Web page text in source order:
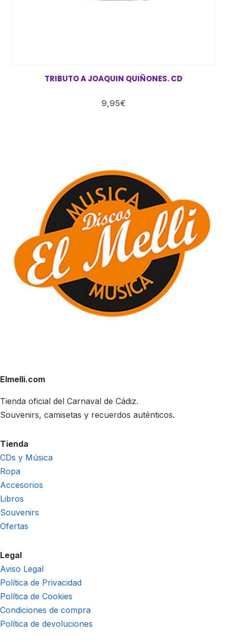
TRIBUTO A JOAQUIN QUIÑONES. CD
9,95€
Elmelli.com
Tienda oficial del Carnaval de Cádiz.
Souvenirs, camisetas y recuerdos auténticos.
Tienda
CDs y Música
Ropa
Accesorios
Libros
Souvenirs
Ofertas
Legal
Aviso Legal
Política de Privacidad
Política de Cookies
Condiciones de compra
Política de devoluciones